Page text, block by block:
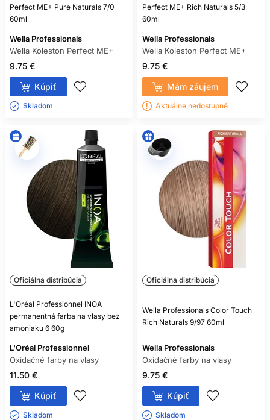
Perfect ME+ Pure Naturals 7/0
60ml
Wella Professionals
Wella Koleston Perfect ME+
9.75 €
Kúpiť
Skladom ㅤ
Perfect ME+ Rich Naturals 5/3
60ml
Wella Professionals
Wella Koleston Perfect ME+
9.75 €
Mám záujem
Aktuálne nedostupné
Oficiálna distribúcia
L'Oréal Professionnel INOA
permanentná farba na vlasy bez
amoniaku 6 60g
L'Oréal Professionnel
Oxidačné farby na vlasy
11.50 €
Kúpiť
Skladom ㅤ
Oficiálna distribúcia
Wella Professionals Color Touch
Rich Naturals 9/97 60ml
Wella Professionals
Oxidačné farby na vlasy
9.75 €
Kúpiť
Skladom ㅤ